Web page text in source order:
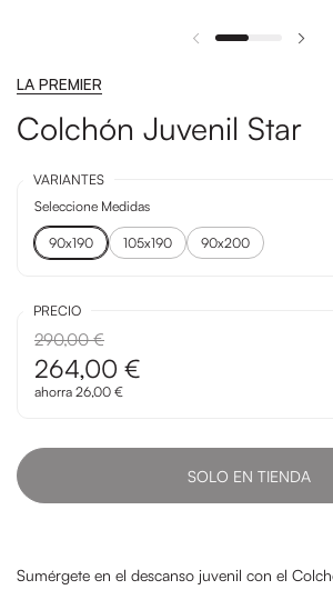
LA PREMIER
Colchón Juvenil Star
VARIANTES
Seleccione Medidas
90x190 105x190 90x200
PRECIO
264,00 €
290,00 €
ahorra 26,00 €
SOLO EN TIENDA
Sumérgete en el descanso juvenil con el